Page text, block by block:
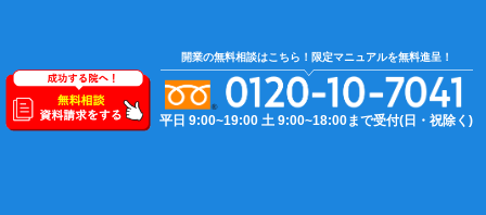
開業の無料相談はこちら！限定マニュアルを無料進呈！
平日 9:00~19:00 土 9:00~18:00まで受付(日・祝除く)